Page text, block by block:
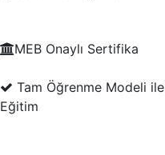
​MEB Onaylı Sertifika
Tam Öğrenme Modeli ile
Eğitim